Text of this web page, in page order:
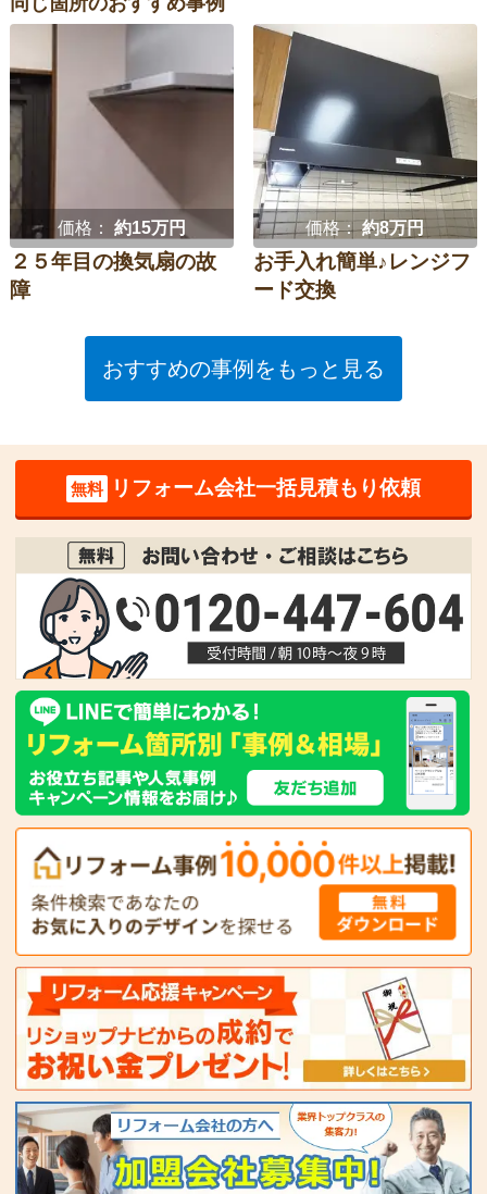
価格：約15万円
２５年目の換気扇の故
障
価格：約8万円
お手入れ簡単♪レンジフ
ード交換
おすすめの事例をもっと見る
無料 リフォーム会社一括見積もり依頼